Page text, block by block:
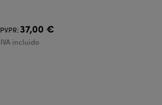
PVPR:37,00 €
IVA incluido